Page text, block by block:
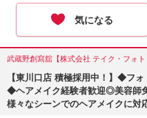
気になる
武蔵野創寫舘【株式会社 テイク・フォ
【東川口店 積極採用中！】◆フ
◆ヘアメイク経験者歓迎◎美容師
様々なシーンでのヘアメイクに対